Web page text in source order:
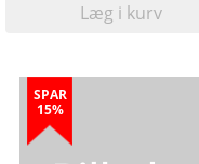
Læg i kurv
SPAR
15%